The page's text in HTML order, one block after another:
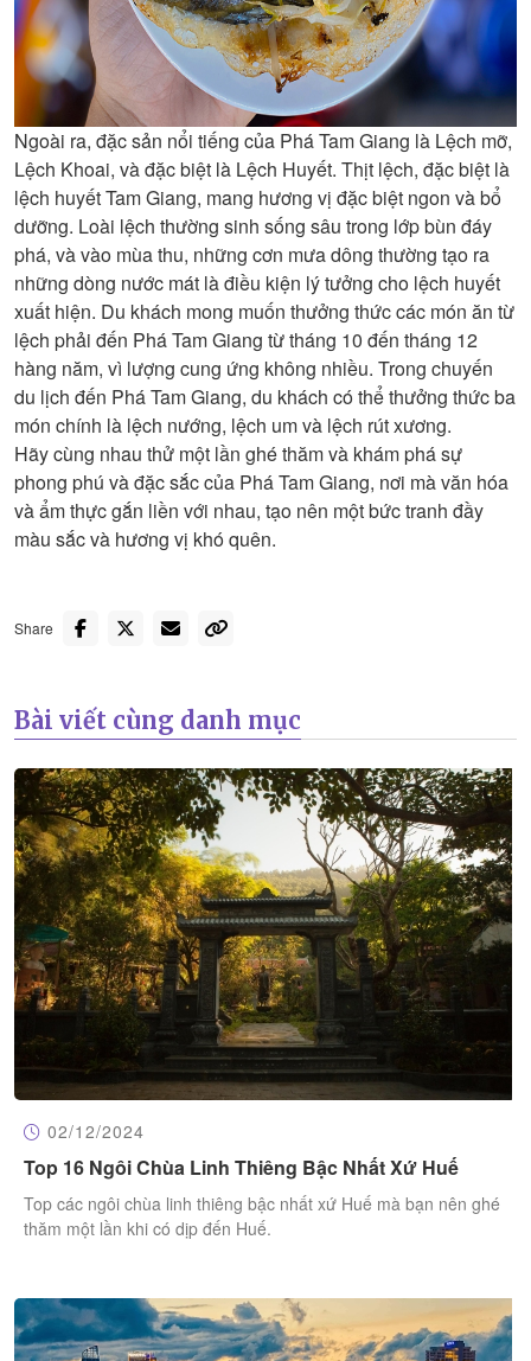
Ngoài ra, đặc sản nổi tiếng của Phá Tam Giang là Lệch mỡ,
Lệch Khoai, và đặc biệt là Lệch Huyết. Thịt lệch, đặc biệt là
lệch huyết Tam Giang, mang hương vị đặc biệt ngon và bổ
dưỡng. Loài lệch thường sinh sống sâu trong lớp bùn đáy
phá, và vào mùa thu, những cơn mưa dông thường tạo ra
những dòng nước mát là điều kiện lý tưởng cho lệch huyết
xuất hiện. Du khách mong muốn thưởng thức các món ăn từ
lệch phải đến Phá Tam Giang từ tháng 10 đến tháng 12
hàng năm, vì lượng cung ứng không nhiều. Trong chuyến
du lịch đến Phá Tam Giang, du khách có thể thưởng thức ba
món chính là lệch nướng, lệch um và lệch rút xương.
Hãy cùng nhau thử một lần ghé thăm và khám phá sự
phong phú và đặc sắc của Phá Tam Giang, nơi mà văn hóa
và ẩm thực gắn liền với nhau, tạo nên một bức tranh đầy
màu sắc và hương vị khó quên.
Share
Bài viết cùng danh mục
02/12/2024
Top 16 Ngôi Chùa Linh Thiêng Bậc Nhất Xứ Huế
Top các ngôi chùa linh thiêng bậc nhất xứ Huế mà bạn nên ghé
thăm một lần khi có dịp đến Huế.